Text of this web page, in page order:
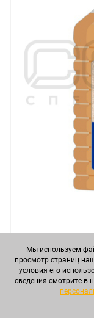
Мыло
Мы используем
просмотр страниц
условия его
сведения смотрите в